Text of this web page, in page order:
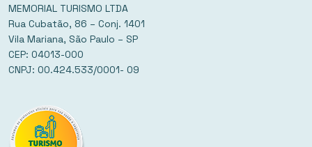
MEMORIAL TURISMO LTDA
Rua Cubatão, 86 – Conj. 1401
Vila Mariana, São Paulo – SP
CEP: 04013-000
CNPJ: 00.424.533/0001- 09